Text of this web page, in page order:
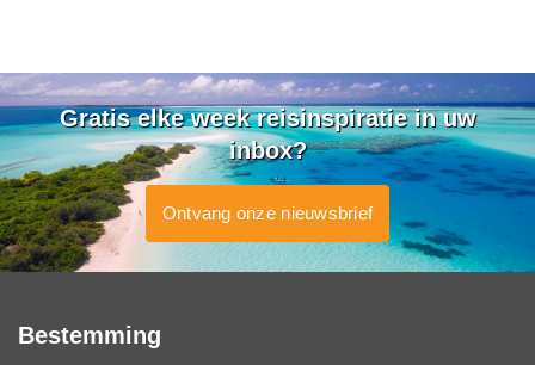
Gratis elke week reisinspiratie in uw
inbox?
Ontvang onze nieuwsbrief
Bestemming